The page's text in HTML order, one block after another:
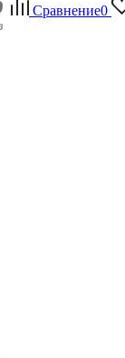
Сравнение0